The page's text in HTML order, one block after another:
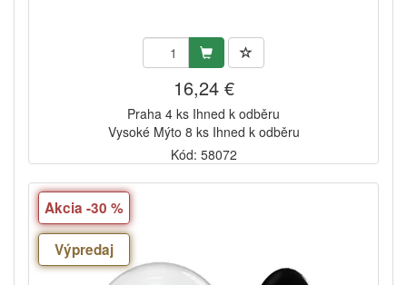
16,24 €
Praha 4 ks Ihned k odběru
Vysoké Mýto 8 ks Ihned k odběru
Kód: 58072
Akcia -30 %
Výpredaj